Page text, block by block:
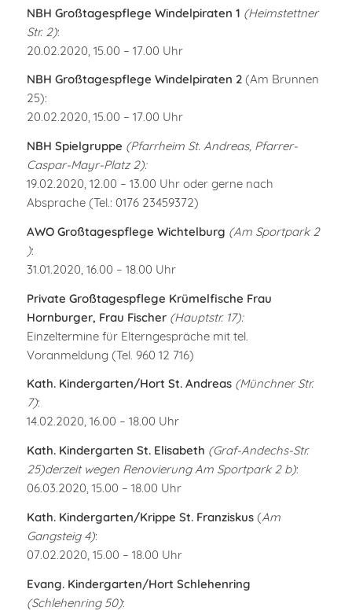
NBH Großtagespflege Windelpiraten 1 (Heimstettner
Str. 2):
20.02.2020, 15.00 – 17.00 Uhr
NBH Großtagespflege Windelpiraten 2(Am Brunnen
25):
20.02.2020, 15.00 – 17.00 Uhr
NBH Spielgruppe (Pfarrheim St. Andreas, Pfarrer-
Caspar-Mayr-Platz 2):
19.02.2020, 12.00 – 13.00 Uhr oder gerne nach
Absprache (Tel.: 0176 23459372)
AWO Großtagespflege Wichtelburg (Am Sportpark 2
):
31.01.2020, 16.00 – 18.00 Uhr
Private Großtagespflege Krümelfische Frau
Hornburger, Frau Fischer (Hauptstr. 17):
Einzeltermine für Elterngespräche mit tel.
Voranmeldung (Tel. 960 12 716)
Kath. Kindergarten/Hort St. Andreas (Münchner Str.
7):
14.02.2020, 16.00 – 18.00 Uhr
Kath. Kindergarten St. Elisabeth (Graf-Andechs-Str.
25)derzeit wegen Renovierung Am Sportpark 2 b):
06.03.2020, 15.00 – 18.00 Uhr
Kath. Kindergarten/Krippe St. Franziskus(Am
Gangsteig 4):
07.02.2020, 15.00 – 18.00 Uhr
Evang. Kindergarten/Hort Schlehenring
(Schlehenring 50):